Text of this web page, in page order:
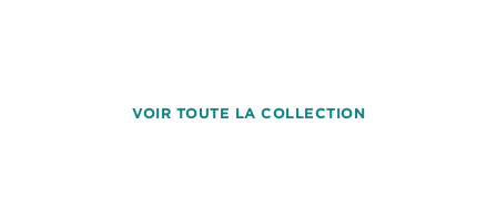
VOIR TOUTE LA COLLECTION